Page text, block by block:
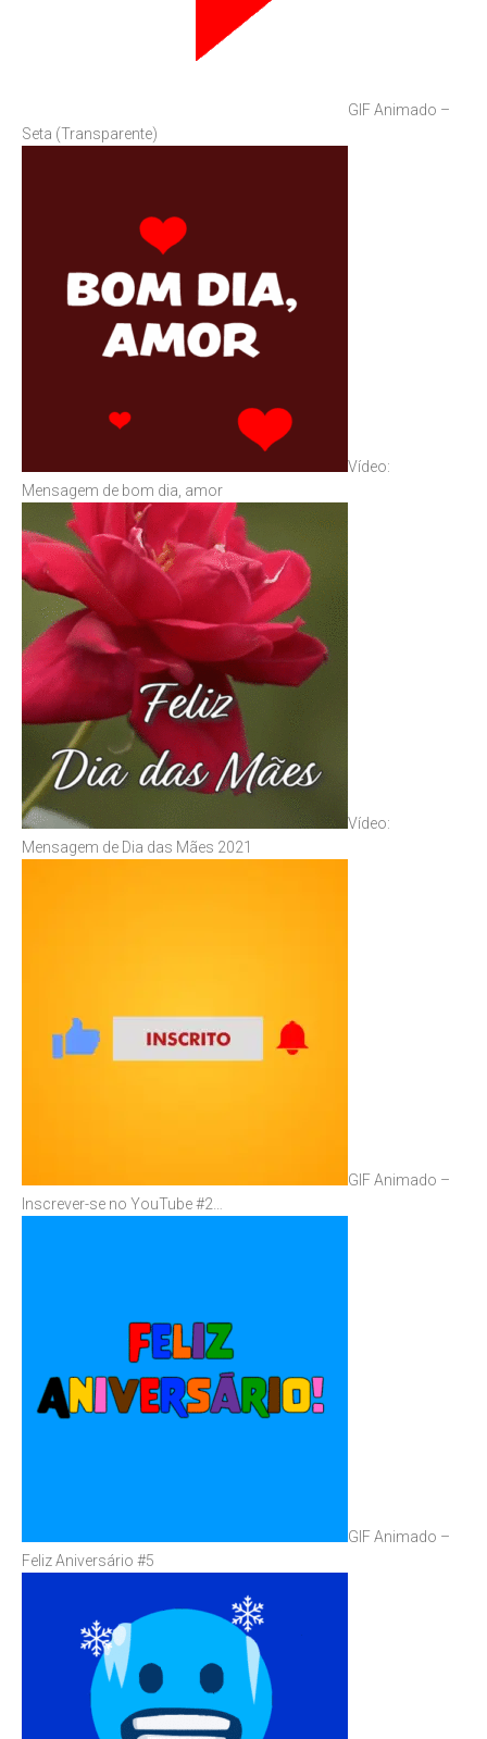
GIF Animado –
Seta (Transparente)
Vídeo:
Mensagem de bom dia, amor
Vídeo:
Mensagem de Dia das Mães 2021
GIF Animado –
Inscrever-se no YouTube #2…
GIF Animado –
Feliz Aniversário #5